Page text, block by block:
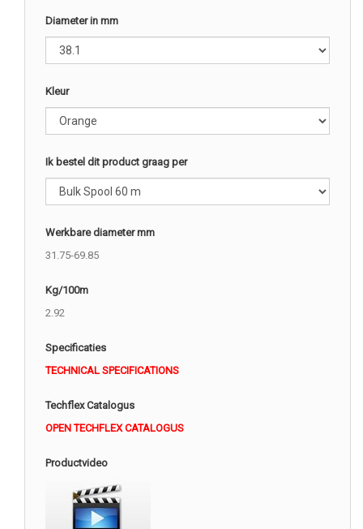
Diameter in mm
Kleur
Ik bestel dit product graag per
Werkbare diameter mm
31.75-69.85
Kg/100m
2.92
Specificaties
TECHNICAL SPECIFICATIONS
Techflex Catalogus
OPEN TECHFLEX CATALOGUS
Productvideo